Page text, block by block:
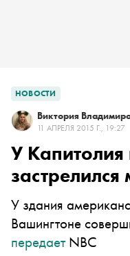
НОВОСТИ
Виктория
11 АПРЕЛЯ 2015 Г., 19:27
У
У здания
Вашингтоне
передаетNBC